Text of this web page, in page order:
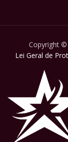
Copyright
Lei Geral de